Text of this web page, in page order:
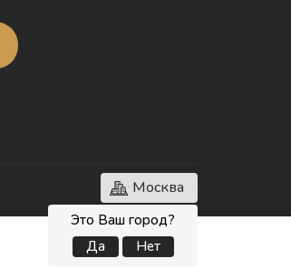
Москва
Это Ваш город?
Да
Нет